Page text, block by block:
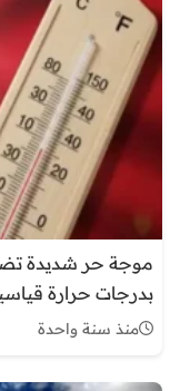
موجة حر شديدة
بدرجات حرارة قياسية
منذ سنة واحدة